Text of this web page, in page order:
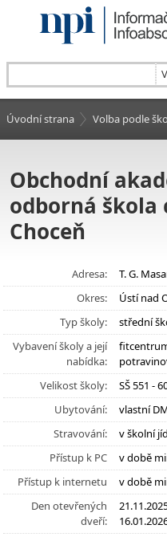
Úvodní strana Volba podle
Obchodní
odborná škola
Choceň
Adresa:
T. G.
Okres:
Ústí nad
Typ školy:
střední
Vybavení školy a její
nabídka:
Velikost školy:
SŠ 551 -
Ubytování:
vlastní
Stravování:
v školní
Přístup k PC
v době
Přístup k internetu
v době
Den otevřených
dveří: